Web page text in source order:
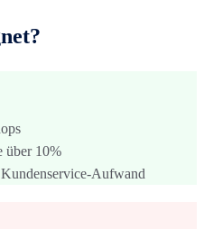
über 10%
Aufwand